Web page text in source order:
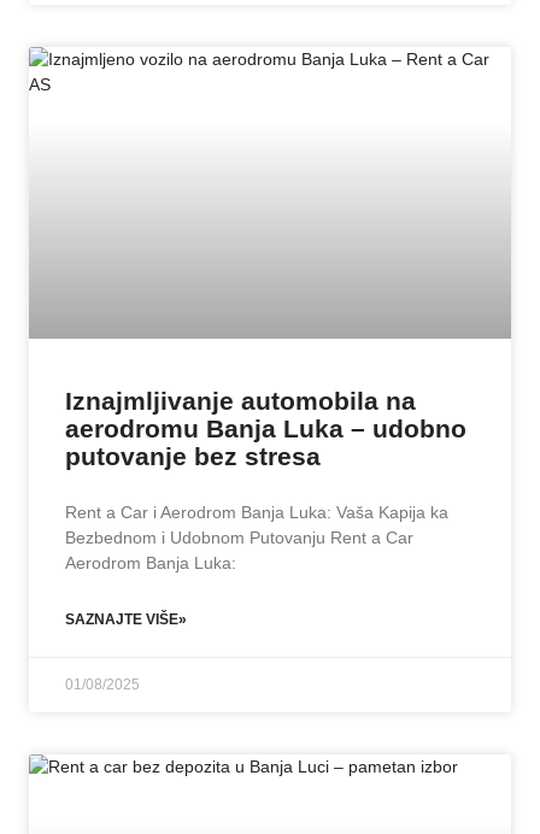
Iznajmljivanje automobila na
aerodromu Banja Luka – udobno
putovanje bez stresa
Rent a Car i Aerodrom Banja Luka: Vaša Kapija ka
Bezbednom i Udobnom Putovanju Rent a Car
Aerodrom Banja Luka:
SAZNAJTE VIŠE»
01/08/2025